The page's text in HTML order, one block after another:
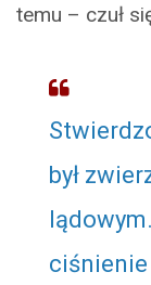
temu – czuł
był
ciśnienie